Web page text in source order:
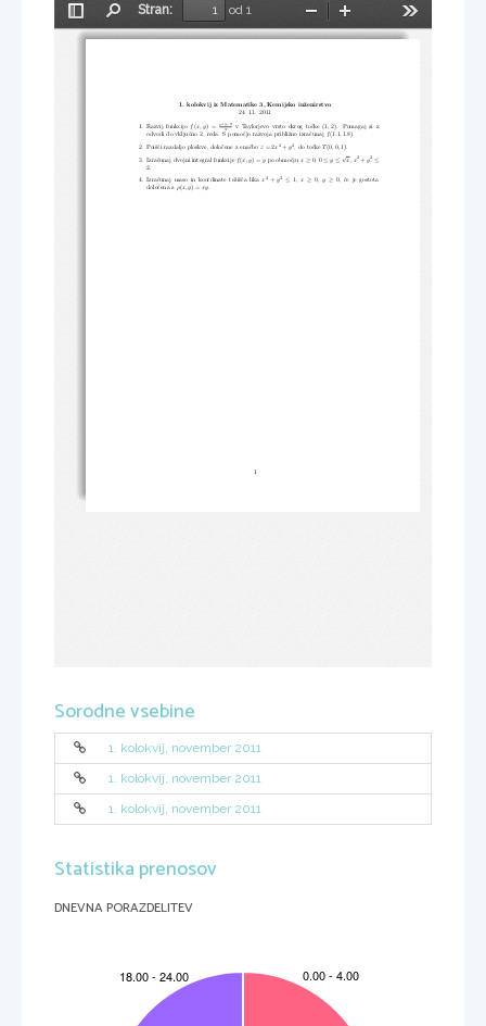
Preklopi
stransko
Stran:
od 1
Pomanjšaj
1. kolokvij iz Matematike 3, Kemijsko inženirstvo
24. 11. 2011
1. Razvij funkcijo f (x,y) = exy 2
x v Taylorjevo vrsto okrog točke (1 2).  Pomagaj si z
odvodi do vključno 2. reda. S pomočjo razvoja približno izračunaj f (1 1 1 .8)
2. Poišči razdaljo ploskve, določene z enačbo z = 2x 2 + y2 , do točke T(0 0, 1)
3. Izračunaj dvojni integral funkcije f (x,y) = y po območju x ≥ 0, 0 ≤ y ≤ x, x2 + y2
≤
2.
4. Izračunaj maso in koordinate težišča lika x 2 + y2 ≤ 1 x ≥ 0, y ≥ 0, če je gostota
določena z ρ(x,y) = xy
1
Sorodne vsebine
1. kolokvij, november 2011
1. kolokvij, november 2011
1. kolokvij, november 2011
Statistika prenosov
DNEVNA PORAZDELITEV